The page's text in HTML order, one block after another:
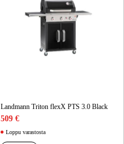
Landmann Triton flexX PTS 3.0 Black
509 €
Loppu varastosta